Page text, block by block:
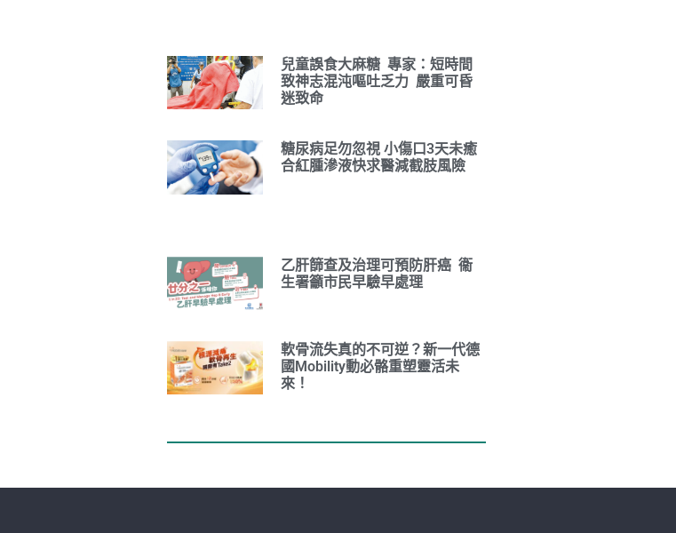
兒童誤食大麻糖 專家：短時間
致神志混沌嘔吐乏力 嚴重可昏
迷致命
糖尿病足勿忽視 小傷口3天未癒
合紅腫滲液快求醫減截肢風險
乙肝篩查及治理可預防肝癌 衞
生署籲市民早驗早處理
軟骨流失真的不可逆？新一代德
國Mobility動必骼重塑靈活未
來！